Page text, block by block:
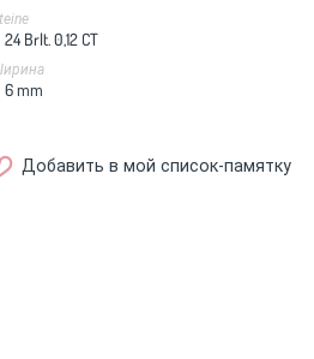
24 Brlt. 0,12 CT
6 mm
Добавить в мой список-памятку